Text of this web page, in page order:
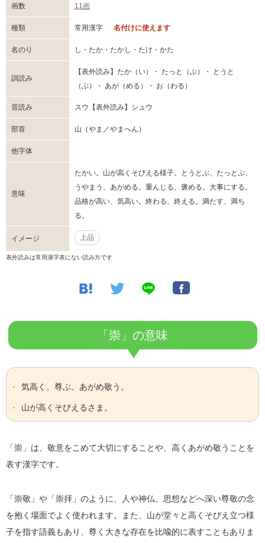
画数 11画
種類 常用漢字 名付けに使えます
名のり し・たか・たかし・たけ・かた
訓読み
【表外読み】たか（い）・ たっと（ぶ）・ とうと
（ぶ）・ あが（める）・ お（わる）
音読み スウ【表外読み】シュウ
部首 山（やま／やまへん）
他字体
意味
たかい。山が高くそびえる様子。とうとぶ、たっとぶ、
うやまう、あがめる。重んじる、褒める。大事にする。
品格が高い、気高い。終わる、終える。満たす、満ち
る。
イメージ 上品
表外読みは常用漢字表にない読み方です
「崇」の意味
気高く、尊ぶ。あがめ敬う。
山が高くそびえるさま。
「崇」は、敬意をこめて大切にすることや、高くあがめ敬うことを
表す漢字です。
「崇敬」や「崇拝」のように、人や神仏、思想などへ深い尊敬の念
を抱く場面でよく使われます。また、山が堂々と高くそびえ立つ様
子を指す語義もあり、尊く大きな存在を比喩的に表すこともありま